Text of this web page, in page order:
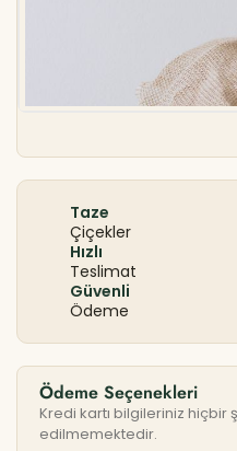
Taze
Çiçekler
Hızlı
Teslimat
Güvenli
Ödeme
Ödeme Seçenekleri
Kredi kartı bilgileriniz hiçbir
edilmemektedir.